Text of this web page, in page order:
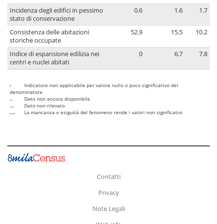
Incidenza degli edifici in pessimo
stato di conservazione
0.6 1.6 1.7
Consistenza delle abitazioni
storiche occupate
52.9 15.5 10.2
Indice di espansione edilizia nei
centri e nuclei abitati
0 6.7 7.8
-
Indicatore non applicabile per valore nullo o poco significativo del
denominatore
..
Dato non ancora disponibile
...
Dato non rilevato
....
La mancanza o esiguità del fenomeno rende i valori non significativi
Contatti
Privacy
Note Legali